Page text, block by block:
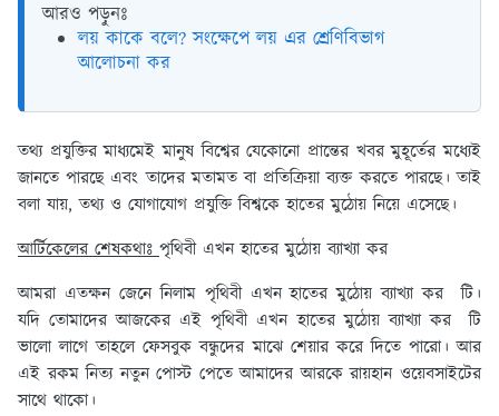
আরও পড়ুনঃ
লয় কাকে বলে? সংক্ষেপে লয় এর শ্রেণিবিভাগ
আলোচনা কর
তথ্য প্রযুক্তির মাধ্যমেই মানুষ বিশ্বের যেকোনাে প্রান্তের খবর মুহূর্তের মধ্যেই
জানতে পারছে এবং তাদের মতামত বা প্রতিক্রিয়া ব্যক্ত করতে পারছে। তাই
বলা যায়, তথ্য ও যােগাযােগ প্রযুক্তি বিশ্বকে হাতের মুঠোয় নিয়ে এসেছে।
আর্টিকেলের শেষকথাঃপৃথিবী এখন হাতের মুঠোয় ব্যাখ্যা কর
আমরা এতক্ষন জেনে নিলাম পৃথিবী এখন হাতের মুঠোয় ব্যাখ্যা কর টি।
যদি তোমাদের আজকের এই পৃথিবী এখন হাতের মুঠোয় ব্যাখ্যা কর টি
ভালো লাগে তাহলে ফেসবুক বন্ধুদের মাঝে শেয়ার করে দিতে পারো। আর
এই রকম নিত্য নতুন পোস্ট পেতে আমাদের আরকে রায়হান ওয়েবসাইটের
সাথে থাকো।